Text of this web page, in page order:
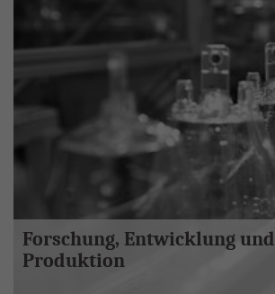
Forschung, Entwicklung und
Produktion